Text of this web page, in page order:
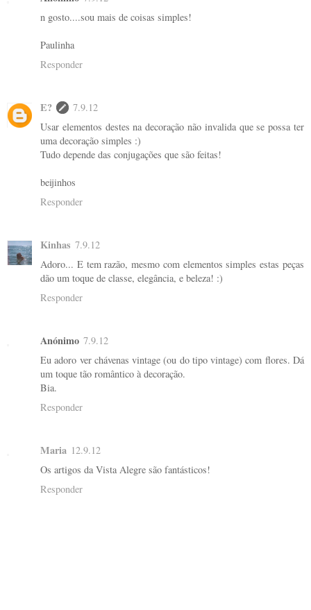
n gosto....sou mais de coisas simples!
Paulinha
Responder
E?
7.9.12
Usar elementos destes na decoração não invalida que se possa ter
uma decoração simples :)
Tudo depende das conjugações que são feitas!
beijinhos
Responder
Kinhas 7.9.12
Adoro... E tem razão, mesmo com elementos simples estas peças
dão um toque de classe, elegância, e beleza! :)
Responder
Anónimo 7.9.12
Eu adoro ver chávenas vintage (ou do tipo vintage) com flores. Dá
um toque tão romântico à decoração.
Bia.
Responder
Maria 12.9.12
Os artigos da Vista Alegre são fantásticos!
Responder